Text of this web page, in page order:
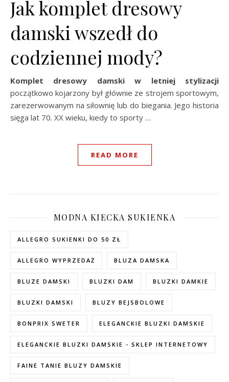
Jak komplet dresowy
damski wszedł do
codziennej mody?
Komplet dresowy damski w letniej stylizacji
początkowo kojarzony był głównie ze strojem sportowym,
zarezerwowanym na siłownię lub do biegania. Jego historia
sięga lat 70. XX wieku, kiedy to sporty …
READ MORE
MODNA KIECKA SUKIENKA
ALLEGRO SUKIENKI DO 50 ZŁ
ALLEGRO WYPRZEDAŻ BLUZA DAMSKA
BLUZE DAMSKI BLUZKI DAM BLUZKI DAMKIE
BLUZKI DAMSKI BLUZY BEJSBOLOWE
BONPRIX SWETER ELEGANCKIE BLUZKI DAMSKIE
ELEGANCKIE BLUZKI DAMSKIE - SKLEP INTERNETOWY
FAINE TANIE BLUZY DAMSKIE